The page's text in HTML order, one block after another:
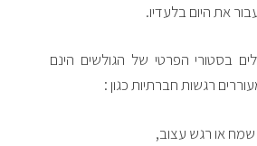
את היום בלעדיו.
בסטורי הפרטי של הגולשים הינם
רגשות חברתיות כגון :
או רגש עצוב,